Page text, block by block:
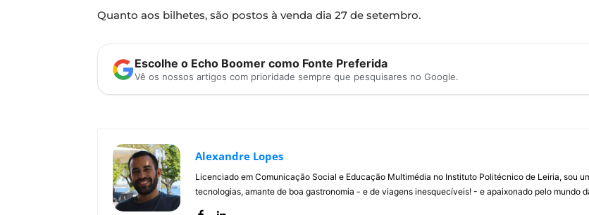
Quanto aos bilhetes, são postos à venda dia 27 de setembro.
Escolhe o Echo Boomer como Fonte Preferida
Vê os nossos artigos com prioridade sempre que pesquisares no Google.
Alexandre Lopes
Licenciado em Comunicação Social e Educação Multimédia no Instituto Politécnico de Leiria, sou
tecnologias, amante de boa gastronomia - e de viagens inesquecíveis! - e apaixonado pelo mundo